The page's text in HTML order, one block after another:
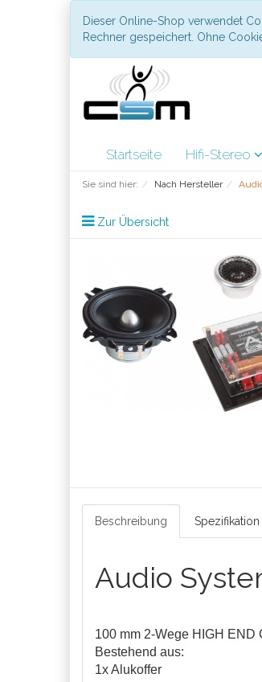
Dieser Online-Shop verwendet
Rechner gespeichert. Ohne
Startseite Hifi-Stereo
Sie sind hier: Nach Hersteller
Zur Übersicht
Beschreibung Spezifikation
Audio
100 mm 2-Wege HIGH END
Bestehend aus:
1x Alukoffer